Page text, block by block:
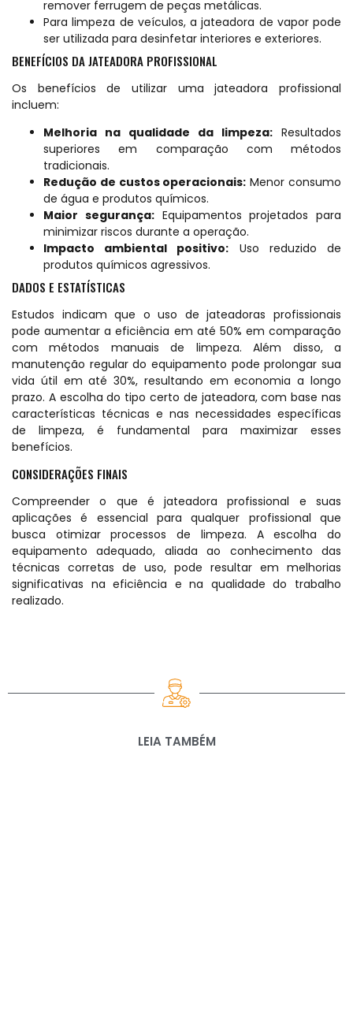
remover ferrugem de peças metálicas.
Para limpeza de veículos, a jateadora de vapor pode
ser utilizada para desinfetar interiores e exteriores.
BENEFÍCIOS DA JATEADORA PROFISSIONAL
Os benefícios de utilizar uma jateadora profissional
incluem:
Melhoria na qualidade da limpeza: Resultados
superiores em comparação com métodos
tradicionais.
Redução de custos operacionais: Menor consumo
de água e produtos químicos.
Maior segurança:Equipamentos projetados para
minimizar riscos durante a operação.
Impacto ambiental positivo: Uso reduzido de
produtos químicos agressivos.
DADOS E ESTATÍSTICAS
Estudos indicam que o uso de jateadoras profissionais
pode aumentar a eficiência em até 50% em comparação
com métodos manuais de limpeza. Além disso, a
manutenção regular do equipamento pode prolongar sua
vida útil em até 30%, resultando em economia a longo
prazo. A escolha do tipo certo de jateadora, com base nas
características técnicas e nas necessidades específicas
de limpeza, é fundamental para maximizar esses
benefícios.
CONSIDERAÇÕES FINAIS
Compreender o que é jateadora profissional e suas
aplicações é essencial para qualquer profissional que
busca otimizar processos de limpeza. A escolha do
equipamento adequado, aliada ao conhecimento das
técnicas corretas de uso, pode resultar em melhorias
significativas na eficiência e na qualidade do trabalho
realizado.
LEIA TAMBÉM